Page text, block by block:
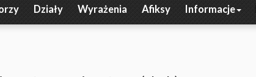
Działy Wyrażenia Afiksy Informacje